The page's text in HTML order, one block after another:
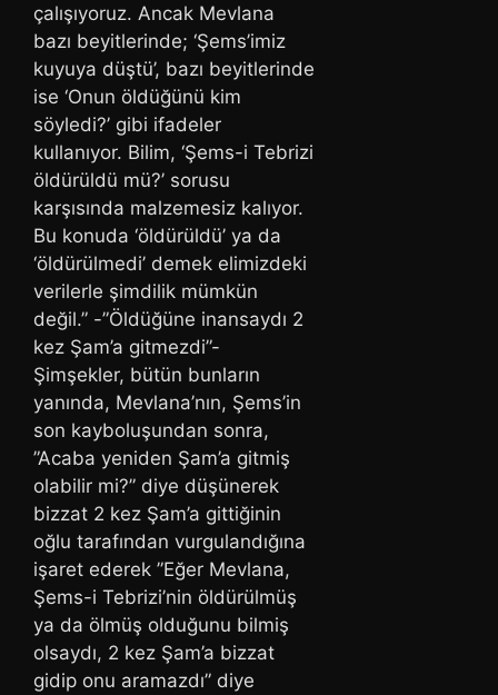
çalışıyoruz. Ancak Mevlana
bazı beyitlerinde; ‘Şems’imiz
kuyuya düştü’, bazı beyitlerinde
ise ‘Onun öldüğünü kim
söyledi?’ gibi ifadeler
kullanıyor. Bilim, ‘Şems-i Tebrizi
öldürüldü mü?’ sorusu
karşısında malzemesiz kalıyor.
Bu konuda ‘öldürüldü’ ya da
‘öldürülmedi’ demek elimizdeki
verilerle şimdilik mümkün
değil.” -”Öldüğüne inansaydı 2
kez Şam’a gitmezdi”-
Şimşekler, bütün bunların
yanında, Mevlana’nın, Şems’in
son kayboluşundan sonra,
”Acaba yeniden Şam’a gitmiş
olabilir mi?” diye düşünerek
bizzat 2 kez Şam’a gittiğinin
oğlu tarafından vurgulandığına
işaret ederek ”Eğer Mevlana,
Şems-i Tebrizi’nin öldürülmüş
ya da ölmüş olduğunu bilmiş
olsaydı, 2 kez Şam’a bizzat
gidip onu aramazdı” diye